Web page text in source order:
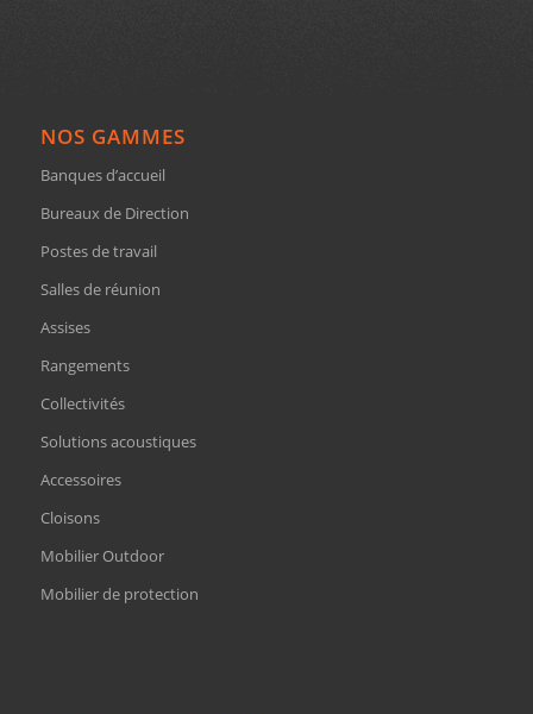
NOS GAMMES
Banques d’accueil
Bureaux de Direction
Postes de travail
Salles de réunion
Assises
Rangements
Collectivités
Solutions acoustiques
Accessoires
Cloisons
Mobilier Outdoor
Mobilier de protection